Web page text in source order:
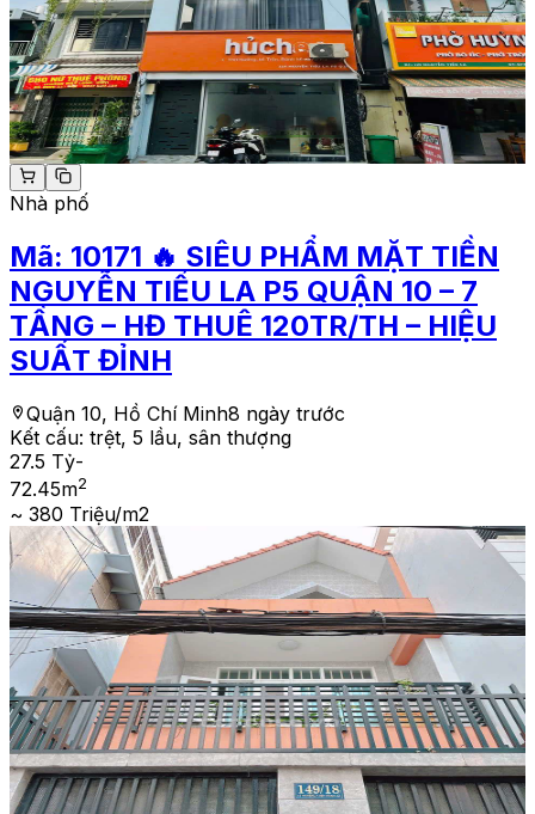
Nhà phố
Mã: 10171 🔥 SIÊU PHẨM MẶT TIỀN
NGUYỄN TIỂU LA P5 QUẬN 10 – 7
TẦNG – HĐ THUÊ 120TR/TH – HIỆU
SUẤT ĐỈNH
Quận 10, Hồ Chí Minh8 ngày trước
Kết cấu: trệt, 5 lầu, sân thượng
27.5 Tỷ-
72.45m2
~ 380 Triệu/m2